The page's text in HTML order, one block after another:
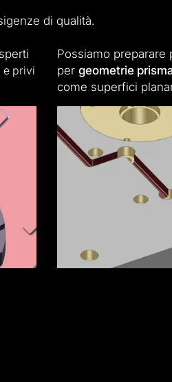
di qualità.
e privi
Possiamo preparare
per geometrie
come superfici